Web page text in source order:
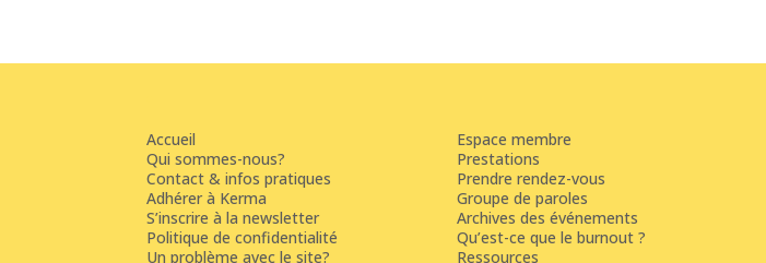
Accueil
Qui sommes-nous?
Contact & infos pratiques
Adhérer à Kerma
S’inscrire à la newsletter
Politique de confidentialité
Un problème avec le site?
Espace membre
Prestations
Prendre rendez-vous
Groupe de paroles
Archives des événements
Qu’est-ce que le burnout ?
Ressources